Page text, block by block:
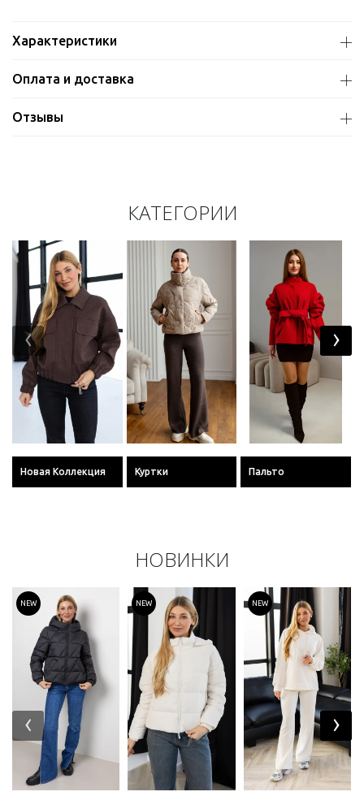
Характеристики
Оплата и доставка
Отзывы
КАТЕГОРИИ
Новая Коллекция Куртки Пальто
‹ ›
НОВИНКИ
NEW NEW NEW
‹ ›